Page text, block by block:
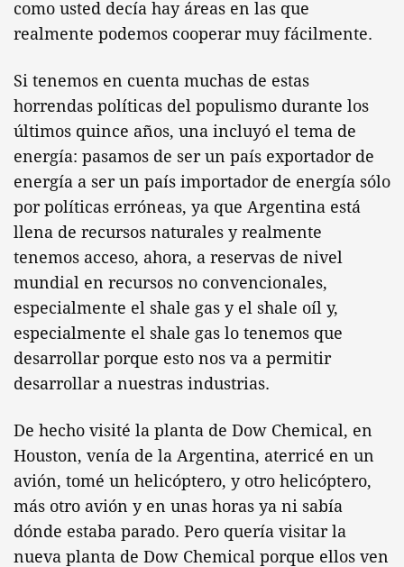
como usted decía hay áreas en las que
realmente podemos cooperar muy fácilmente.
Si tenemos en cuenta muchas de estas
horrendas políticas del populismo durante los
últimos quince años, una incluyó el tema de
energía: pasamos de ser un país exportador de
energía a ser un país importador de energía sólo
por políticas erróneas, ya que Argentina está
llena de recursos naturales y realmente
tenemos acceso, ahora, a reservas de nivel
mundial en recursos no convencionales,
especialmente el shale gas y el shale oíl y,
especialmente el shale gas lo tenemos que
desarrollar porque esto nos va a permitir
desarrollar a nuestras industrias.
De hecho visité la planta de Dow Chemical, en
Houston, venía de la Argentina, aterricé en un
avión, tomé un helicóptero, y otro helicóptero,
más otro avión y en unas horas ya ni sabía
dónde estaba parado. Pero quería visitar la
nueva planta de Dow Chemical porque ellos ven